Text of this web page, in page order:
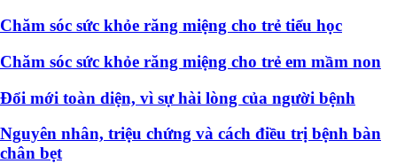
Chăm sóc sức khỏe răng miệng cho trẻ tiểu học
Chăm sóc sức khỏe răng miệng cho trẻ em mầm non
Đổi mới toàn diện, vì sự hài lòng của người bệnh
Nguyên nhân, triệu chứng và cách điều trị bệnh bàn
chân bẹt